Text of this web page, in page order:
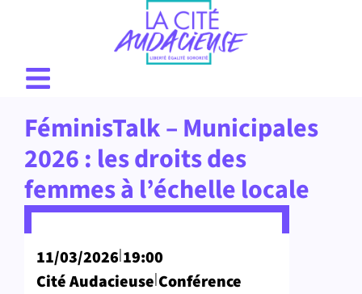
FéminisTalk – Municipales
2026 : les droits des
femmes à l’échelle locale
11/03/2026|19:00
Cité Audacieuse|Conférence